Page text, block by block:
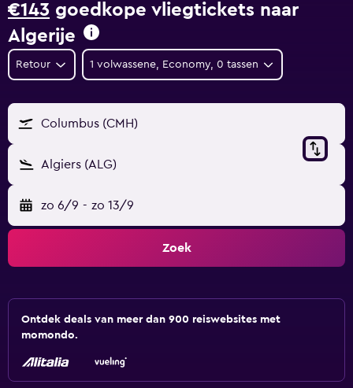
€143 goedkope vliegtickets naar
Algerije
Retour 1 volwassene, Economy, 0 tassen
Columbus (CMH)
Algiers (ALG)
zo 6/9 - zo 13/9
Zoek
Ontdek deals van meer dan 900 reiswebsites met
momondo.